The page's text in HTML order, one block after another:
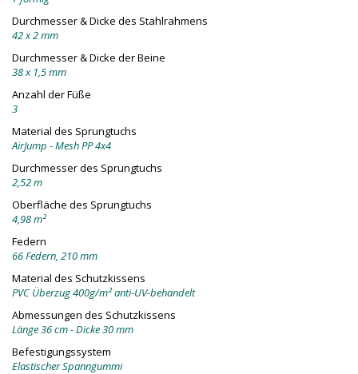
Durchmesser & Dicke des Stahlrahmens
42 x 2 mm
Durchmesser & Dicke der Beine
38 x 1,5 mm
Anzahl der Füße
3
Material des Sprungtuchs
AirJump - Mesh PP 4x4
Durchmesser des Sprungtuchs
2,52 m
Oberfläche des Sprungtuchs
4,98 m²
Federn
66 Federn, 210 mm
Material des Schutzkissens
PVC Überzug 400g/m² anti-UV-behandelt
Abmessungen des Schutzkissens
Länge 36 cm - Dicke 30 mm
Befestigungssystem
Elastischer Spanngummi